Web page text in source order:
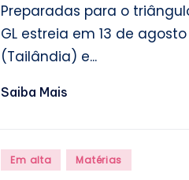
Preparadas para o
GL estreia em 13 de
(Tailândia) e...
Saiba Mais
Posted
Em alta Matérias